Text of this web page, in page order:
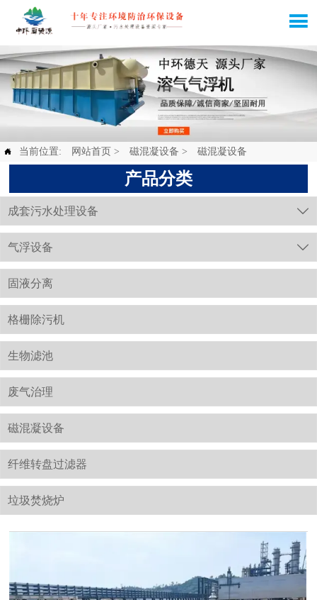

 当前位置: 网站首页 > 磁混凝设备 > 磁混凝设备
产品分类
成套污水处理设备 
气浮设备 
固液分离
格栅除污机
生物滤池
废气治理
磁混凝设备
纤维转盘过滤器
垃圾焚烧炉